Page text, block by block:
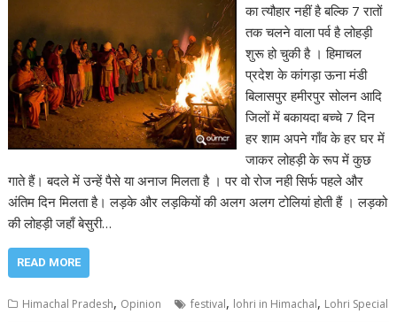
का त्यौहार नहीं है बल्कि 7 रातों
तक चलने वाला पर्व है लोहड़ी
शुरू हो चुकी है । हिमाचल
प्रदेश के कांगड़ा ऊना मंडी
बिलासपुर हमीरपुर सोलन आदि
जिलों में बकायदा बच्चे 7 दिन
हर शाम अपने गाँव के हर घर में
जाकर लोहड़ी के रूप में कुछ
गाते हैं। बदले में उन्हें पैसे या अनाज मिलता है । पर वो रोज नही सिर्फ पहले और
अंतिम दिन मिलता है। लड़के और लड़कियों की अलग अलग टोलियां होती हैं । लड़को
की लोहड़ी जहाँ बेसुरी…
READ MORE
Himachal Pradesh, Opinion festival, lohri in Himachal, Lohri Special